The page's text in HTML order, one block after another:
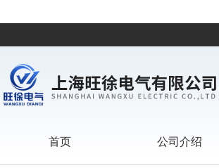
首页 公司介绍